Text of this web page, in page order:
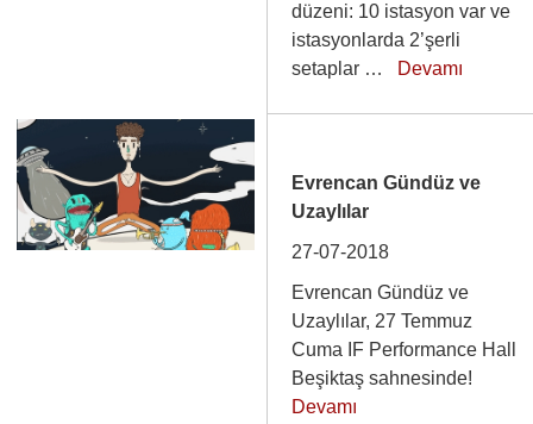
düzeni: 10 istasyon var ve
istasyonlarda 2’şerli
setaplar … Devamı
Evrencan Gündüz ve
Uzaylılar
27-07-2018
Evrencan Gündüz ve
Uzaylılar, 27 Temmuz
Cuma IF Performance Hall
Beşiktaş sahnesinde!
Devamı